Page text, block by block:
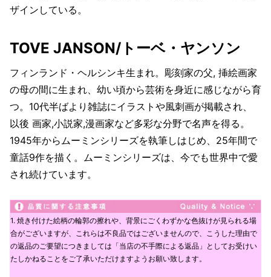
ザインしている。
TOVE JANSON/トーベ・ヤンソン
フィンランド・ヘルシンキ生まれ。彫刻家の父, 挿絵画家
の母の間に生まれ、幼い頃から芸術を身近に感じながら育
つ。10代半ばより雑誌にイラストや風刺画が掲載され、
以後 画家,小説家,漫画家など多彩な分野で名声を得る。
1945年からムーミンシリーズを執筆しはじめ、25年間で
童話9作を描く。ムーミンシリーズは、今でも世界中で愛
され続けています。
1. 焼き付けた絵柄の輪郭の擦れや、背景にごくわずかな色抜けが見られる場
合がございますが、これらは不良品ではございませんので、こうした理由で
の返品のご要望につきましては「当店の不手際による返品」としてお受けい
たしかねることをご了承いただけますようお願い致します。